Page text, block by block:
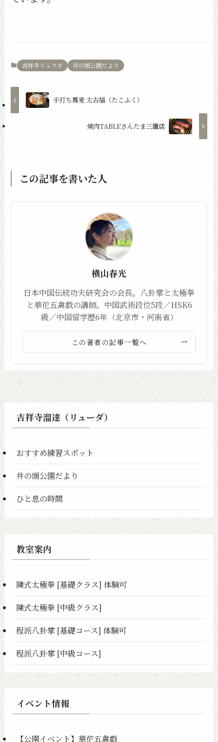
吉祥寺リュウダ 井の頭公園だより
手打ち蕎麦 太古福（たこふく）
焼肉TABLEさんたま三鷹店
この記事を書いた人
横山春光
日本中国伝統功夫研究会の会長。八卦掌と太極拳
と華佗五禽戯の講師。中国武術段位5段／HSK6
級／中国留学歴6年（北京市・河南省）
この著者の記事一覧へ
吉祥寺溜達（リューダ）
おすすめ練習スポット
井の頭公園だより
ひと息の時間
教室案内
陳式太極拳 [基礎クラス] 体験可
陳式太極拳 [中級クラス]
程派八卦掌 [基礎コース] 体験可
程派八卦掌 [中級コース]
イベント情報
【公園イベント】華佗五禽戯